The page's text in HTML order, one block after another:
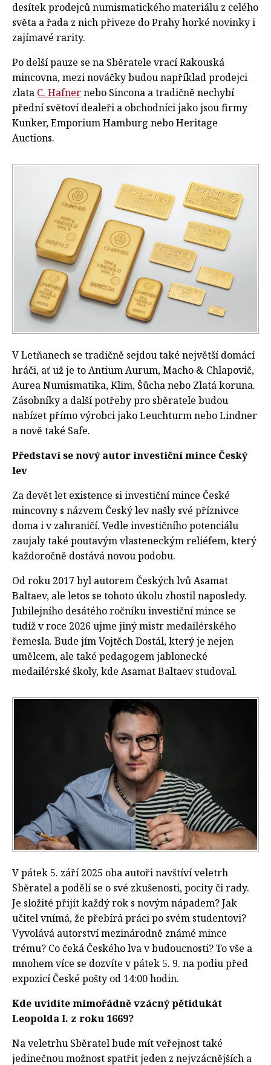
desítek prodejců numismatického materiálu z celého
světa a řada z nich přiveze do Prahy horké novinky i
zajímavé rarity.
Po delší pauze se na Sběratele vrací Rakouská
mincovna, mezi nováčky budou například prodejci
zlata C. Hafnernebo Sincona a tradičně nechybí
přední světoví dealeři a obchodníci jako jsou firmy
Kunker, Emporium Hamburg nebo Heritage
Auctions.
V Letňanech se tradičně sejdou také největší domácí
hráči, ať už je to Antium Aurum, Macho & Chlapovič,
Aurea Numismatika, Klim, Šůcha nebo Zlatá koruna.
Zásobníky a další potřeby pro sběratele budou
nabízet přímo výrobci jako Leuchturm nebo Lindner
a nově také Safe.
Představí se nový autor investiční mince Český
lev
Za devět let existence si investiční mince České
mincovny s názvem Český lev našly své příznivce
doma i v zahraničí. Vedle investičního potenciálu
zaujaly také poutavým vlasteneckým reliéfem, který
každoročně dostává novou podobu.
Od roku 2017 byl autorem Českých lvů Asamat
Baltaev, ale letos se tohoto úkolu zhostil naposledy.
Jubilejního desátého ročníku investiční mince se
tudíž v roce 2026 ujme jiný mistr medailérského
řemesla. Bude jím Vojtěch Dostál, který je nejen
umělcem, ale také pedagogem jablonecké
medailérské školy, kde Asamat Baltaev studoval.
V pátek 5. září 2025 oba autoři navštíví veletrh
Sběratel a podělí se o své zkušenosti, pocity či rady.
Je složité přijít každý rok s novým nápadem? Jak
učitel vnímá, že přebírá práci po svém studentovi?
Vyvolává autorství mezinárodně známé mince
trému? Co čeká Českého lva v budoucnosti? To vše a
mnohem více se dozvíte v pátek 5. 9. na podiu před
expozicí České pošty od 14:00 hodin.
Kde uvidíte mimořádně vzácný pětidukát
Leopolda I. z roku 1669?
Na veletrhu Sběratel bude mít veřejnost také
jedinečnou možnost spatřit jeden z nejvzácnějších a